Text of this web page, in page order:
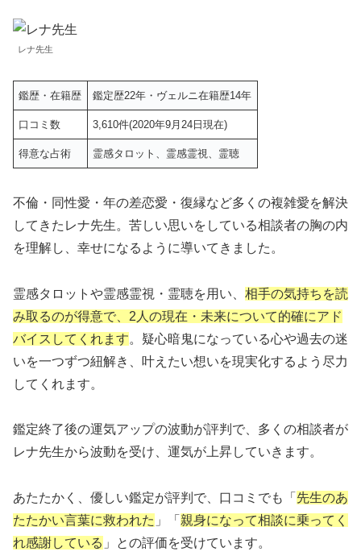
レナ先生
鑑歴・在籍歴 鑑定歴22年・ヴェルニ在籍歴14年
口コミ数 3,610件(2020年9月24日現在)
得意な占術 霊感タロット、霊感霊視、霊聴
不倫・同性愛・年の差恋愛・復縁など多くの複雑愛を解決
してきたレナ先生。苦しい思いをしている相談者の胸の内
を理解し、幸せになるように導いてきました。
霊感タロットや霊感霊視・霊聴を用い、 相手の気持ちを読
み取るのが得意で、2人の現在・未来について的確にアド
バイスしてくれます。疑心暗鬼になっている心や過去の迷
いを一つずつ紐解き、叶えたい想いを現実化するよう尽力
してくれます。
鑑定終了後の運気アップの波動が評判で、多くの相談者が
レナ先生から波動を受け、運気が上昇していきます。
あたたかく、優しい鑑定が評判で、口コミでも「 先生のあ
たたかい言葉に救われた 」「 親身になって相談に乗ってく
れ感謝している 」との評価を受けています。